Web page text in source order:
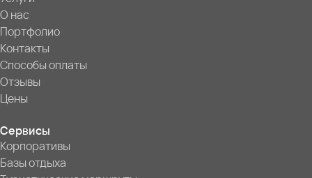
О нас
Портфолио
Контакты
Способы оплаты
Отзывы
Цены
Сервисы
Корпоративы
Базы отдыха